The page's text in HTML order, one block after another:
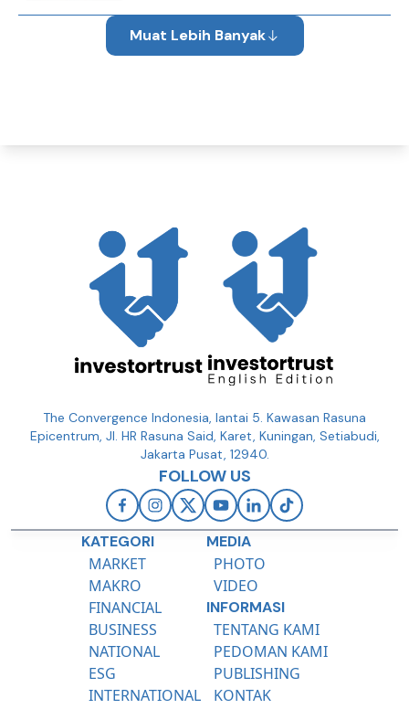
Muat Lebih Banyak
The Convergence Indonesia, lantai 5. Kawasan Rasuna
Epicentrum, Jl. HR Rasuna Said, Karet, Kuningan, Setiabudi,
Jakarta Pusat, 12940.
FOLLOW US
KATEGORI
MARKET
MAKRO
FINANCIAL
BUSINESS
NATIONAL
ESG
INTERNATIONAL
MEDIA
PHOTO
VIDEO
INFORMASI
TENTANG KAMI
PEDOMAN KAMI
PUBLISHING
KONTAK